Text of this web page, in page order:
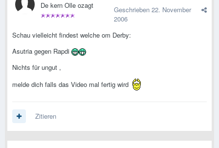
De kern Olle ozagt Geschrieben 22. November
2006
Schau vielleicht findest welche om Derby:
Asutria gegen Rapdi
Nichts für ungut ,
melde dich falls das Video mal fertig wird
Zitieren